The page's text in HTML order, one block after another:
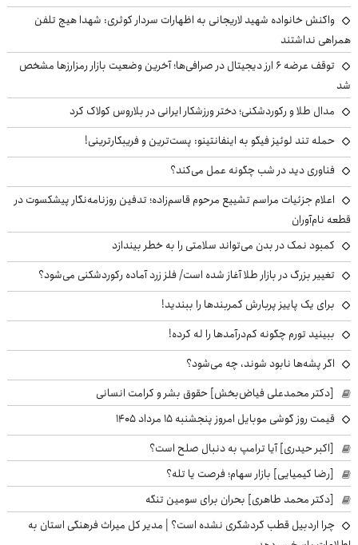
واکنش خانواده شهید لاریجانی به اظهارات سردار کوثری: شهدا هیچ تلفن
همراهی نداشتند
توقف عرضه ۶ ارز دیجیتال در صرافی‌ها؛ آخرین وضعیت بازار رمزارزها مشخص
شد
مدال طلا و رکوردشکنی؛ دختر ورزشکار ایرانی در بلاروس کولاک کرد
حمله تند لوئیز فیگو به اینفانتینو: پست‌ترین و فریبکارترینی!
فناوری دید در شب چگونه عمل می‌کند؟
اعلام جزئیات مراسم تشییع مرحوم قاسم‌زاده؛ تدفین روزنامه‌نگار پیشکسوت در
قطعه نام‌آوران
کمبود نمک در بدن می‌تواند سلامتی را به خطر بیندازد
تغییر بزرگ در بازار طلا آغاز شده است/ فلز زرد آماده رکوردشکنی می‌شود؟
برای یک پاییز پربارش کمربندها را ببندید!
ببینید تورم چگونه کم‌درآمدها را له کرده!
اگر پشه‌ها نابود شوند، چه می‌شود؟
[دکتر محمدعلی فیاض‌بخش] حقوق بشر و کرامت انسانی
قیمت روز گوشی موبایل امروز پنجشنبه ۱۵ مرداد ۱۴۰۵
[اکبر حیدری] آیا ترامپ به دنبال صلح است؟
[رضا کیمیایی] بازار سهام؛ فرصت یا تله؟
[دکتر محمد طاهری] بحران برای سومین تنگه
چرا اردبیل قطب گردشگری نشده است؟ | مدیر کل میراث فرهنگی استان به